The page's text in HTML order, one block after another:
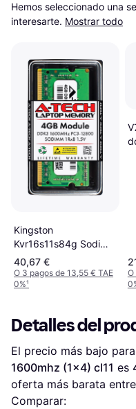
Hemos seleccionado una
interesarte. Mostrar todo
Kingston
Kvr16s11s84g Sodim
Ddr3 4gb 1600mhz Sr
40,67 €
O 3 pagos de 13,55 € TAE
0%¹
O
Detalles del
El precio más bajo para
1600mhz (1x4) cl11 es
oferta más barata entre
Comparar: